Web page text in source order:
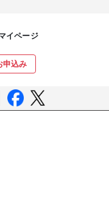
イページ
申込み